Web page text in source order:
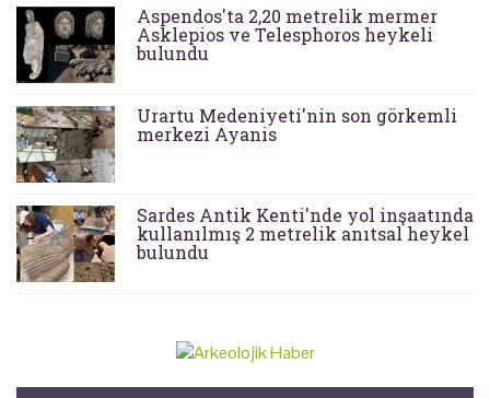
Aspendos'ta 2,20 metrelik mermer
Asklepios ve Telesphoros heykeli
bulundu
Urartu Medeniyeti'nin son görkemli
merkezi Ayanis
Sardes Antik Kenti'nde yol inşaatında
kullanılmış 2 metrelik anıtsal heykel
bulundu